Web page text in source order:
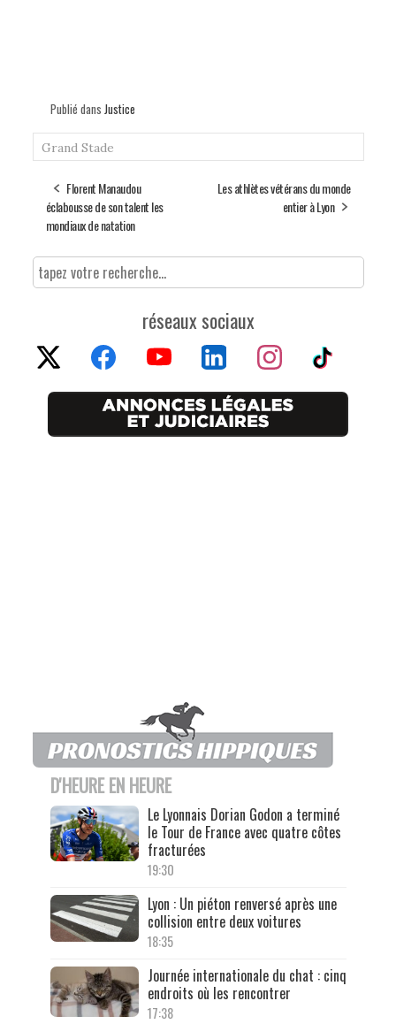
Publié dans Justice
Grand Stade
Florent Manaudou
éclabousse de son talent les
mondiaux de natation
Les athlètes vétérans du monde
entier à Lyon
réseaux sociaux
D'HEURE EN HEURE
Le Lyonnais Dorian Godon a terminé
le Tour de France avec quatre côtes
fracturées
19:30
Lyon : Un piéton renversé après une
collision entre deux voitures
18:35
Journée internationale du chat : cinq
endroits où les rencontrer
17:38